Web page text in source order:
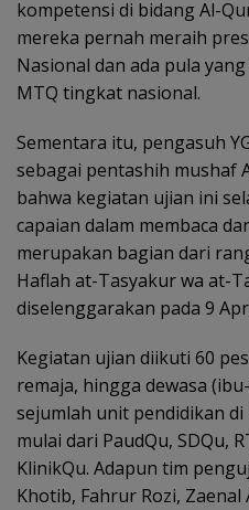
kompetensi di bidang Al-
mereka pernah meraih
Nasional dan ada pula
MTQ tingkat nasional.
Sementara itu, pengasuh
sebagai pentashih mushaf
bahwa kegiatan ujian ini
capaian dalam membaca
merupakan bagian dari
Haflah at-Tasyakur wa at-
diselenggarakan pada 9
Kegiatan ujian diikuti 60
remaja, hingga dewasa
sejumlah unit pendidikan di
mulai dari PaudQu, SDQu,
KlinikQu. Adapun tim
Khotib, Fahrur Rozi,